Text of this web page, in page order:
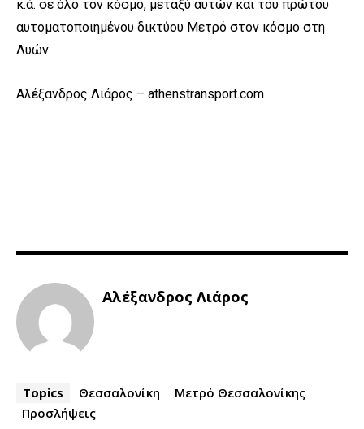
κ.ά. σε όλο τον κόσμο, μεταξύ αυτών και του πρώτου
αυτοματοποιημένου δικτύου Μετρό στον κόσμο στη
Λυών.
Αλέξανδρος Λιάρος – athenstransport.com
Αλέξανδρος Λιάρος
Topics Θεσσαλονίκη
Μετρό Θεσσαλονίκης
Προσλήψεις